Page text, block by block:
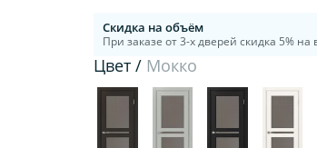
Скидка на объём
При заказе от 3-х дверей скидка 5% на
Цвет / Мокко